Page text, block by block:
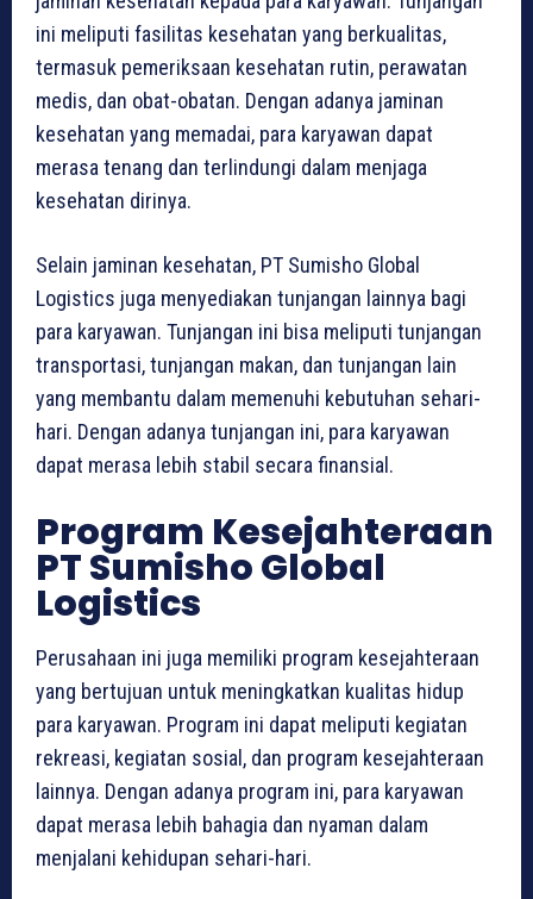
ini meliputi fasilitas kesehatan yang berkualitas,
termasuk pemeriksaan kesehatan rutin, perawatan
medis, dan obat-obatan. Dengan adanya jaminan
kesehatan yang memadai, para karyawan dapat
merasa tenang dan terlindungi dalam menjaga
kesehatan dirinya.
Selain jaminan kesehatan, PT Sumisho Global
Logistics juga menyediakan tunjangan lainnya bagi
para karyawan. Tunjangan ini bisa meliputi tunjangan
transportasi, tunjangan makan, dan tunjangan lain
yang membantu dalam memenuhi kebutuhan sehari-
hari. Dengan adanya tunjangan ini, para karyawan
dapat merasa lebih stabil secara finansial.
Program Kesejahteraan
PT Sumisho Global
Logistics
Perusahaan ini juga memiliki program kesejahteraan
yang bertujuan untuk meningkatkan kualitas hidup
para karyawan. Program ini dapat meliputi kegiatan
rekreasi, kegiatan sosial, dan program kesejahteraan
lainnya. Dengan adanya program ini, para karyawan
dapat merasa lebih bahagia dan nyaman dalam
menjalani kehidupan sehari-hari.